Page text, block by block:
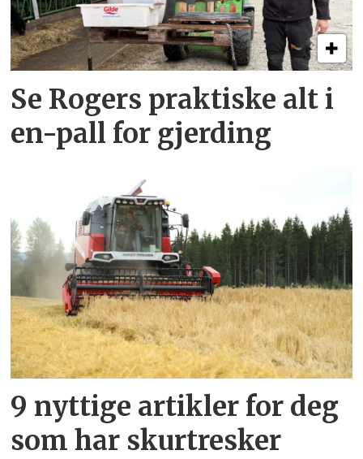
Se Rogers praktiske alt i
en-pall for gjerding
9 nyttige artikler for deg
som har skurtresker